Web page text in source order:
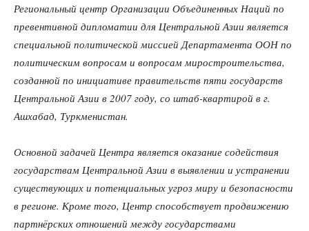
Региональный центр Организации Объединенных Наций по
превентивной дипломатии для Центральной Азии является
специальной политической миссией Департамента ООН по
политическим вопросам и вопросам миростроительства,
созданной по инициативе правительств пяти государств
Центральной Азии в 2007 году, со штаб-квартирой в г.
Ашхабад, Туркменистан.
Основной задачей Центра является оказание содействия
государствам Центральной Азии в выявлении и устранении
существующих и потенциальных угроз миру и безопасности
в регионе. Кроме того, Центр способствует продвижению
партнёрских отношений между государствами